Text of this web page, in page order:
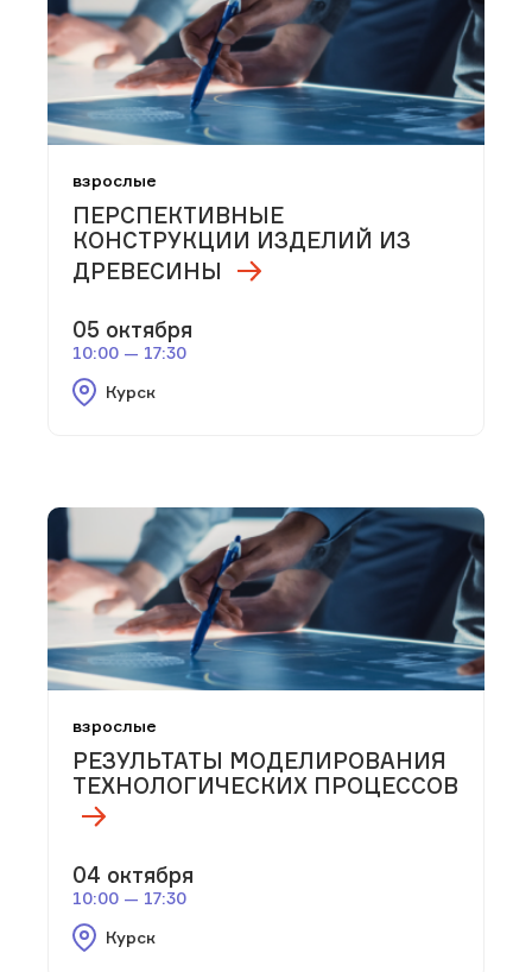
взрослые
ПЕРСПЕКТИВНЫЕ
КОНСТРУКЦИИ ИЗДЕЛИЙ ИЗ
ДРЕВЕСИНЫ
05 октября
10:00 — 17:30
Курск
взрослые
РЕЗУЛЬТАТЫ МОДЕЛИРОВАНИЯ
ТЕХНОЛОГИЧЕСКИХ ПРОЦЕССОВ
04 октября
10:00 — 17:30
Курск